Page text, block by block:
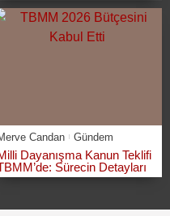
Candan Gündem
Dayanışma Kanun Teklifi
Sürecin Detayları